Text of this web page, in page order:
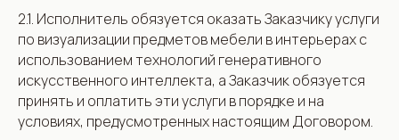
2.1. Исполнитель обязуется оказать Заказчику услуги
по визуализации предметов мебели в интерьерах с
использованием технологий генеративного
искусственного интеллекта, а Заказчик обязуется
принять и оплатить эти услуги в порядке и на
условиях, предусмотренных настоящим Договором.